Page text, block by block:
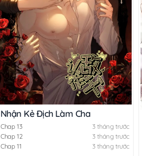
Nhận Kẻ Địch Làm Cha
Chap 13
3 tháng trước
Chap 12
3 tháng trước
Chap 11
3 tháng trước